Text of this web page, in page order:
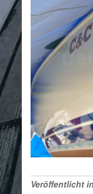
Veröffentlicht